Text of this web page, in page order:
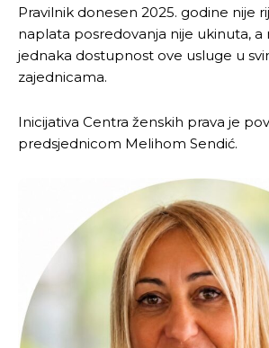
Pravilnik donesen 2025. godine nije
naplata posredovanja nije ukinuta, a
jednaka dostupnost ove usluge u
zajednicama.
Inicijativa Centra ženskih prava je
predsjednicom Melihom Sendić.